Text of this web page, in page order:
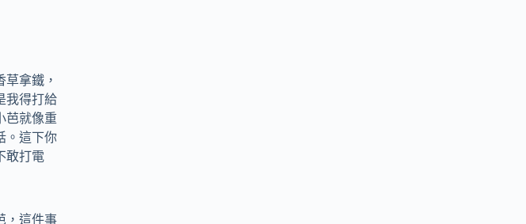
拿鐵，
我得打給
芭就像重
。這下你
敢打電
，這件事